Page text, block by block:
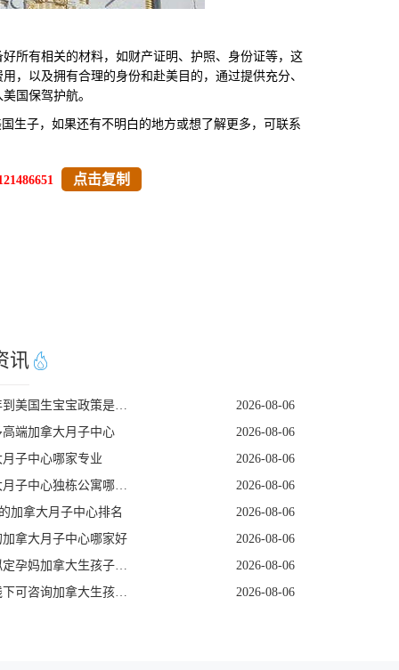
有相关的材料，如财产证明、护照、身份证等，这
，以及拥有合理的身份和赴美目的，通过提供充分、
国保驾护航。
生子，如果还有不明白的地方或想了解更多，可联系
点击复制
讯
2026年到美国生宝宝政策是否发生变动
2026-08-06
端加拿大月子中心
2026-08-06
子中心哪家专业
2026-08-06
加拿大月子中心独栋公寓哪家好
2026-08-06
加拿大月子中心排名
2026-08-06
拿大月子中心哪家好
2026-08-06
专业拟定孕妈加拿大生孩子出行规划机构
2026-08-06
国内线下可咨询加拿大生孩子服务商
2026-08-06